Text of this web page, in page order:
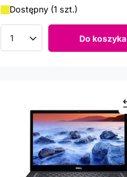
Dostępny (1 szt.)
Ilość produktów Do koszyka